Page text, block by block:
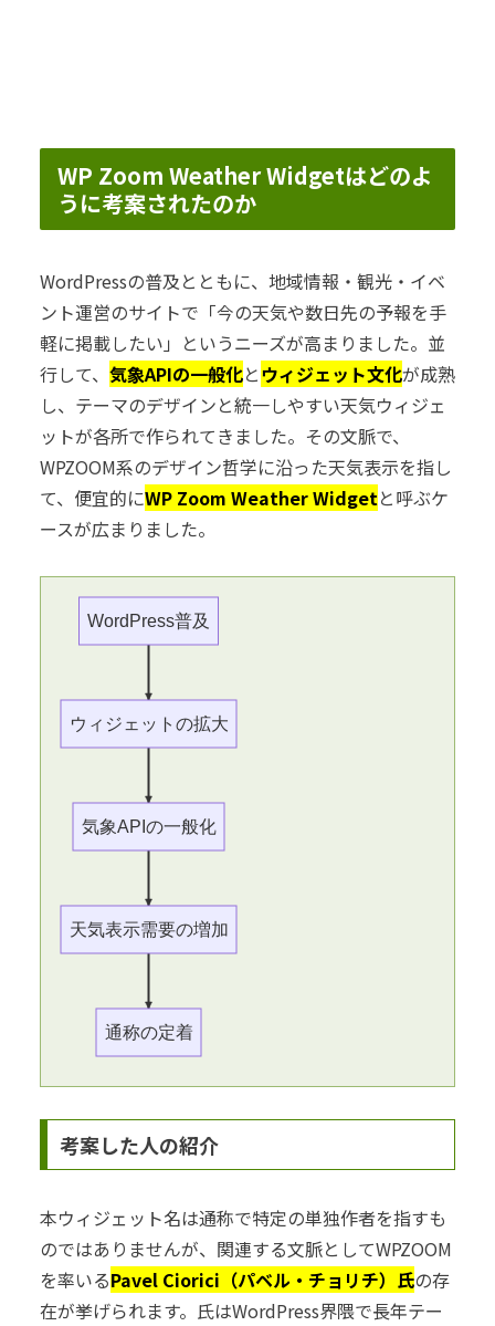
WP Zoom Weather Widgetはどのよ
うに考案されたのか
WordPressの普及とともに、地域情報・観光・イベ
ント運営のサイトで「今の天気や数日先の予報を手
軽に掲載したい」というニーズが高まりました。並
行して、 気象APIの一般化とウィジェット文化が成熟
し、テーマのデザインと統一しやすい天気ウィジェ
ットが各所で作られてきました。その文脈で、
WPZOOM系のデザイン哲学に沿った天気表示を指し
て、便宜的にWP Zoom Weather Widgetと呼ぶケ
ースが広まりました。
WordPress普及
ウィジェットの拡大
気象APIの一般化
天気表示需要の増加
通称の定着
考案した人の紹介
本ウィジェット名は通称で特定の単独作者を指すも
のではありませんが、関連する文脈としてWPZOOM
を率いるPavel Ciorici（パベル・チョリチ）氏の存
在が挙げられます。氏はWordPress界隈で長年テー